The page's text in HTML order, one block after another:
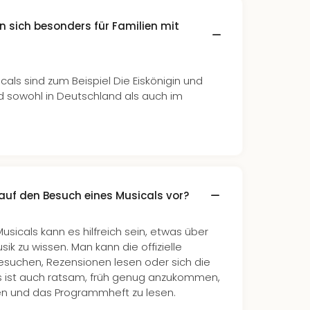
sich besonders für Familien mit
sind zum Beispiel Die Eiskönigin und
sowohl in Deutschland als auch im
den Besuch eines Musicals vor?
kann es hilfreich sein, etwas über
zu wissen. Man kann die offizielle
Rezensionen lesen oder sich die
ist auch ratsam, früh genug anzukommen,
und das Programmheft zu lesen.